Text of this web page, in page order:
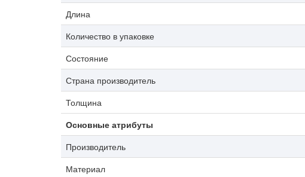
Длина
Количество в упаковке
Состояние
Страна производитель
Толщина
Основные атрибуты
Производитель
Материал